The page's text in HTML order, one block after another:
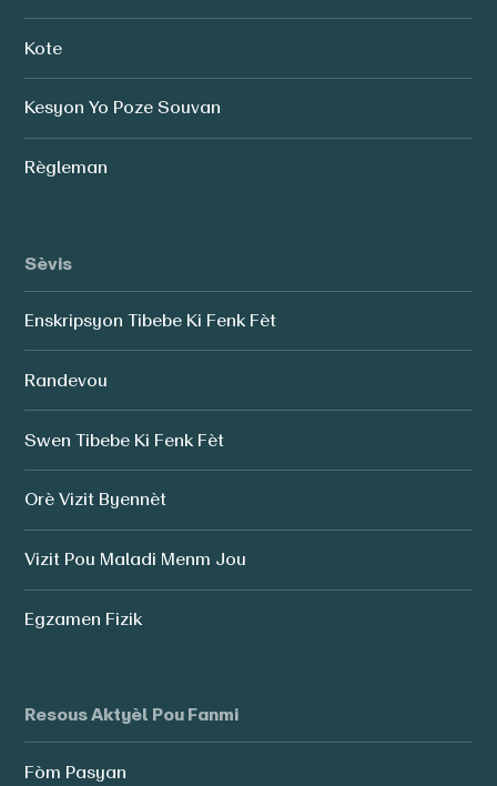
Kote
Kesyon Yo Poze Souvan
Règleman
Sèvis
Enskripsyon Tibebe Ki Fenk Fèt
Randevou
Swen Tibebe Ki Fenk Fèt
Orè Vizit Byennèt
Vizit Pou Maladi Menm Jou
Egzamen Fizik
Resous Aktyèl Pou Fanmi
Fòm Pasyan